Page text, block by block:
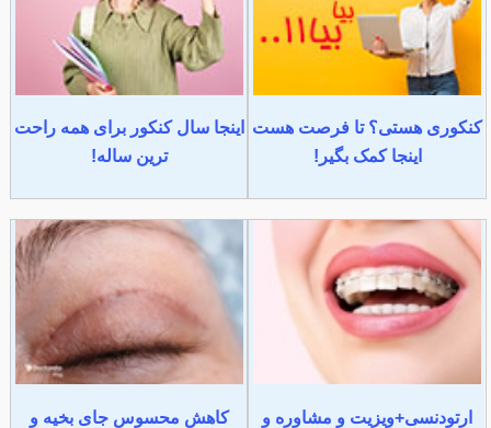
کنکوری هستی؟ تا فرصت هست
اینجا کمک بگیر!
اینجا سال کنکور برای همه راحت
ترین ساله!
ارتودنسی+ویزیت و مشاوره و
کاهش محسوس جای بخیه و